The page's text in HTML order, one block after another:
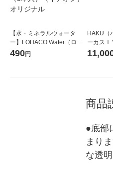
【水・ミネラルウォータ
ー】LOHACO Water（ロハ
コウォーター）2L ラベルレ
490円
HAKU（
ーカス
堂 おま
商品
●底部
まり
な透